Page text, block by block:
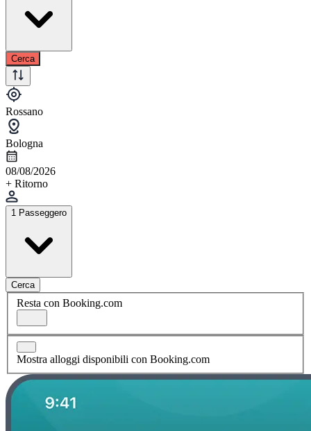
Cerca
Rossano
Bologna
08/08/2026
+ Ritorno
1 Passeggero
Cerca
Resta con Booking.com
Mostra alloggi disponibili con Booking.com